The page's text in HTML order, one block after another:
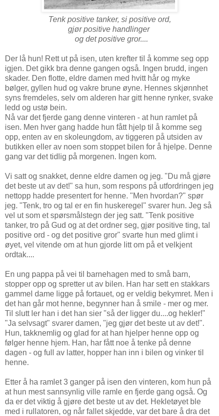
Tenk positive tanker, si positive ord,
gjør positive handlinger
og det positive gror....
Der lå hun! Rett ut på isen, uten krefter til å komme seg opp
igjen. Det gikk bra denne gangen også. Ingen brudd, ingen
skader. Den flotte, eldre damen med hvitt hår og myke
bølger, gyllen hud og vakre brune øyne. Hennes skjønnhet
syns fremdeles, selv om alderen har gitt henne rynker, svake
ledd og ustø bein.
Nå var det fjerde gang denne vinteren - at hun ramlet på
isen. Men hver gang hadde hun fått hjelp til å komme seg
opp, enten av en skoleungdom, av tiggeren på utsiden av
butikken eller av noen som stoppet bilen for å hjelpe. Denne
gang var det tidlig på morgenen. Ingen kom.
Vi satt og snakket, denne eldre damen og jeg. "Du må gjøre
det beste ut av det!" sa hun, som respons på utfordringen jeg
nettopp hadde presentert for henne. "Men hvordan?" spør
jeg. "Tenk, tro og tal er en fin huskeregel" svarer hun. Jeg så
vel ut som et spørsmålstegn der jeg satt. "Tenk positive
tanker, tro på Gud og at det ordner seg, gjør positive ting, tal
positive ord - og det positive gror" svarte hun med glimt i
øyet, vel vitende om at hun gjorde litt om på et velkjent
ordtak....
En ung pappa på vei til barnehagen med to små barn,
stopper opp og spretter ut av bilen. Han har sett en stakkars
gammel dame ligge på fortauet, og er veldig bekymret. Men i
det han går mot henne, begynner han å smile - mer og mer.
Til slutt ler han i det han sier "så der ligger du....og hekler!"
"Ja selvsagt" svarer damen, "jeg gjør det beste ut av det!".
Hun, takknemlig og glad for at han hjelper henne opp og
følger henne hjem. Han, har fått noe å tenke på denne
dagen - og full av latter, hopper han inn i bilen og vinker til
henne.
Etter å ha ramlet 3 ganger på isen den vinteren, kom hun på
at hun mest sannsynlig ville ramle en fjerde gang også. Og
da er det viktig å gjøre det beste ut av det. Hekletøyet ble
med i rullatoren, og når fallet skjedde, var det bare å dra det